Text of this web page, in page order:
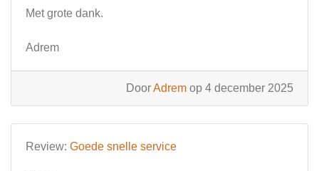
Met grote dank.
Adrem
DoorAdrem op 4 december 2025
Review: Goede snelle service